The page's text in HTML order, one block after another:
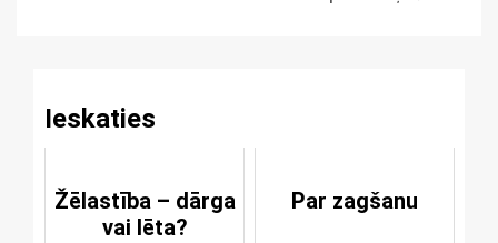
Ieskaties
Žēlastība – dārga
vai lēta?
Par zagšanu